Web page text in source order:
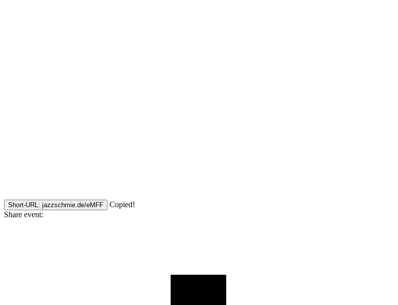
Short-URL: jazzschmie.de/eMFF
Copied!
Share event: